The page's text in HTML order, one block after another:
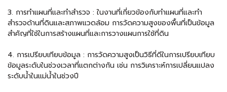
3. การทำแผนที่และทำสำรวจ : ในงานที่เกี่ยวข้องกับทำแผนที่และทำ
สำรวจด้านที่ดินและสภาพแวดล้อม การวัดความสูงของพื้นที่เป็นข้อมูล
สำคัญที่ใช้ในการสร้างแผนที่และการวางแผนการใช้ที่ดิน
4. การเปรียบเทียบข้อมูล : การวัดความสูงเป็นวิธีที่ดีในการเปรียบเทียบ
ข้อมูลระดับในช่วงเวลาที่แตกต่างกัน เช่น การวิเคราะห์การเปลี่ยนแปลง
ระดับน้ำในแม่น้ำในช่วงปี